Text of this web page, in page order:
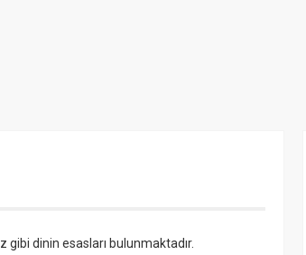
dinin esasları bulunmaktadır.